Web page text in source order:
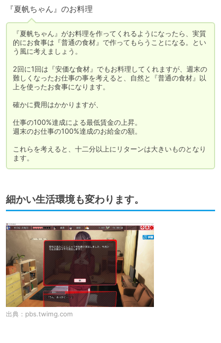
『夏帆ちゃん』のお料理
『夏帆ちゃん』がお料理を作ってくれるようになったら、実質
的にお食事は『普通の食材』で作ってもらうことになる。とい
う風に考えましょう。
2回に1回は『安価な食材』でもお料理してくれますが、週末の
難しくなったお仕事の事を考えると、自然と『普通の食材』以
上を使ったお食事になります。
確かに費用はかかりますが、
仕事の100%達成による最低賃金の上昇。
週末のお仕事の100%達成のお給金の額。
これらを考えると、十二分以上にリターンは大きいものとなり
ます。
細かい生活環境も変わります。
出典： pbs.twimg.com